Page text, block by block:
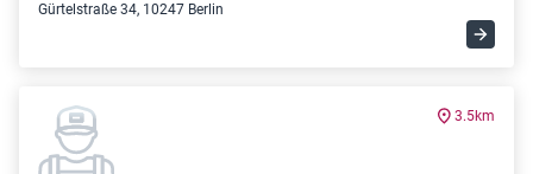
Gürtelstraße 34, 10247 Berlin
3.5km